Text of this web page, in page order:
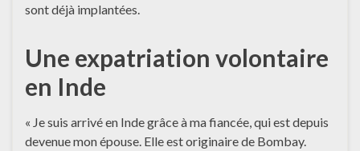
sont déjà implantées.
Une expatriation volontaire
en Inde
« Je suis arrivé en Inde grâce à ma fiancée, qui est depuis
devenue mon épouse. Elle est originaire de Bombay.